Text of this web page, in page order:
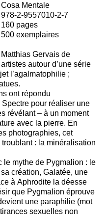
Cosa Mentale
978-2-9557010-2-7
160 pages
500 exemplaires
Gervais de
autour d’une série
l’agalmatophilie ;
ont répondu
Spectre pour réaliser une
révélant – à un moment
avec la pierre. En
photographies, cet
: la minéralisation
le mythe de Pygmalion : le
création, Galatée, une
à Aphrodite la déesse
que Pygmalion éprouve
une paraphilie (mot
sexuelles non